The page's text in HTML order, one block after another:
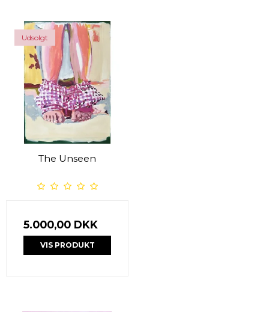
Udsolgt
The Unseen
5.000,00 DKK
VIS PRODUKT